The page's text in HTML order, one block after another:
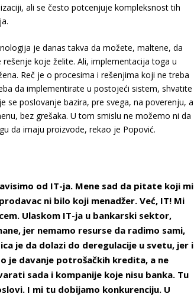
ali se često potcenjuje kompleksnost tih
je danas takva da možete, maltene, da
rešenje koje želite. Ali, implementacija toga u
Reč je o procesima i rešenjima koji ne treba
da implementirate u postojeći sistem, shvatite
se poslovanje bazira, pre svega, na poverenju, a
bez grešaka. U tom smislu ne možemo ni da
da imaju proizvode, rekao je Popović.
od IT-ja. Mene sad da pitate koji mi
ni bilo koji menadžer. Već, IT! Mi
Ulaskom IT-ja u bankarski sektor,
jer nemamo resurse da radimo sami,
je da dolazi do deregulacije u svetu, jer i
je davanje potrošačkih kredita, a ne
sada i kompanije koje nisu banka. Tu
I mi tu dobijamo konkurenciju. U